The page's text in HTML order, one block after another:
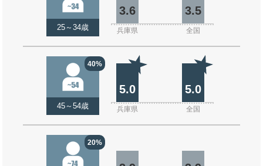
25～34歳
3.6 3.5
兵庫県 全国
40%
45～54歳
5.0 5.0
兵庫県 全国
20%